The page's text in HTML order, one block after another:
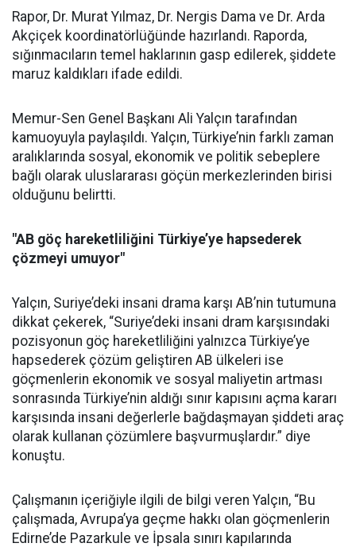
Rapor, Dr. Murat Yılmaz, Dr. Nergis Dama ve Dr. Arda
Akçiçek koordinatörlüğünde hazırlandı. Raporda,
sığınmacıların temel haklarının gasp edilerek, şiddete
maruz kaldıkları ifade edildi.
Memur-Sen Genel Başkanı Ali Yalçın tarafından
kamuoyuyla paylaşıldı. Yalçın, Türkiye’nin farklı zaman
aralıklarında sosyal, ekonomik ve politik sebeplere
bağlı olarak uluslararası göçün merkezlerinden birisi
olduğunu belirtti.
"AB göç hareketliliğini Türkiye’ye hapsederek
çözmeyi umuyor"
Yalçın, Suriye’deki insani drama karşı AB’nin tutumuna
dikkat çekerek, “Suriye’deki insani dram karşısındaki
pozisyonun göç hareketliliğini yalnızca Türkiye’ye
hapsederek çözüm geliştiren AB ülkeleri ise
göçmenlerin ekonomik ve sosyal maliyetin artması
sonrasında Türkiye’nin aldığı sınır kapısını açma kararı
karşısında insani değerlerle bağdaşmayan şiddeti araç
olarak kullanan çözümlere başvurmuşlardır.” diye
konuştu.
Çalışmanın içeriğiyle ilgili de bilgi veren Yalçın, “Bu
çalışmada, Avrupa’ya geçme hakkı olan göçmenlerin
Edirne’de Pazarkule ve İpsala sınırı kapılarında